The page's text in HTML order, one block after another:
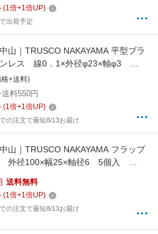
(1倍+1倍UP)
出荷予定
山｜TRUSCO NAKAYAMA 平型ブラ
レス 線0．1×外径φ23×軸φ3
+送料)
送料550円
(1倍+1倍UP)
の注文で最短8/13お届け
山｜TRUSCO NAKAYAMA フラップ
外径100×幅25×軸径6 5個入
送料無料
(1倍+1倍UP)
の注文で最短8/13お届け